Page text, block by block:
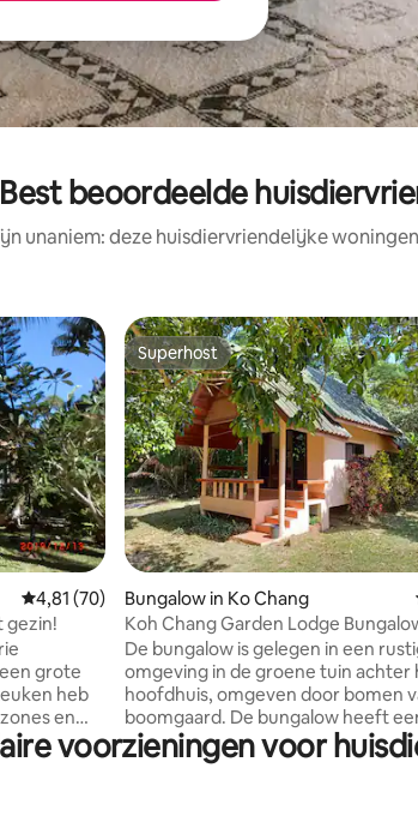
Best beoordeelde
unaniem: deze huisdiervriendelijke
Gemiddelde beoordeling van 4,81 op 5, 70
4,81 (70)
gezin!
grote
heb
en
Superhost
Superhost
Bungalow in Ko Chang
Koh Chang Garden Lodge
De bungalow is gelegen in een
omgeving in de groene tuin achter
hoofdhuis, omgeven door bomen van de
boomgaard. De bungalow heeft
eigen terras, een slaapkamer, een
keuken en een badkamer en is ongeveer
voorzieningen voor